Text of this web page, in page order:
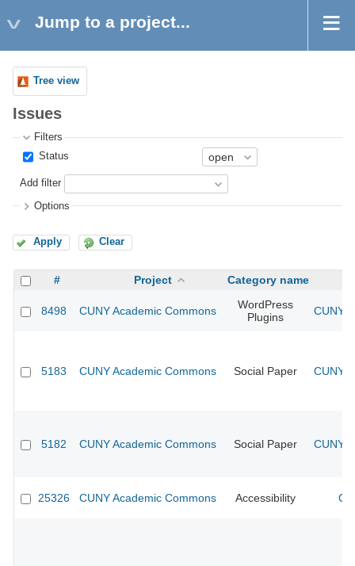
Jump to a project...
Tree view
Issues
Filters
Status
Add filter
Options
Apply Clear
# Project Category name
8498 CUNY Academic Commons
WordPress
Plugins
CUNY
5183 CUNY Academic Commons Social Paper CUNY
5182 CUNY Academic Commons Social Paper CUNY
25326 CUNY Academic Commons Accessibility